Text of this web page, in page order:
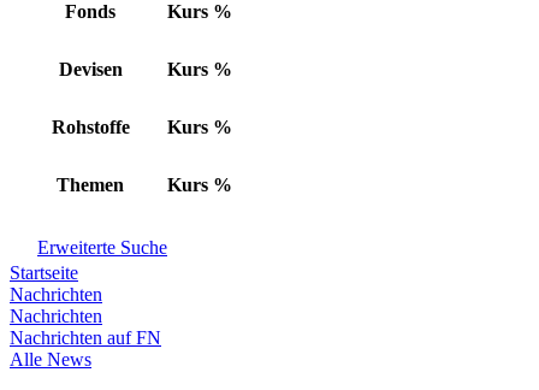
Fonds Kurs %
Devisen Kurs %
Rohstoffe Kurs %
Themen Kurs %
Erweiterte Suche
Startseite
Nachrichten
Nachrichten
Nachrichten auf FN
Alle News